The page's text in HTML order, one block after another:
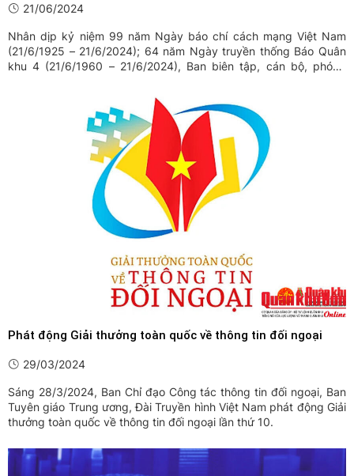
21/06/2024
Nhân dịp kỷ niệm 99 năm Ngày báo chí cách mạng Việt Nam
(21/6/1925 – 21/6/2024); 64 năm Ngày truyền thống Báo Quân
khu 4 (21/6/1960 – 21/6/2024), Ban biên tập, cán bộ, phóng
cảm, sự quan tâm đặc biệt của Thủ trưởng Bộ Tư lệnh Quân khu,
Phát động Giải thưởng toàn quốc về thông tin đối ngoại
29/03/2024
Sáng 28/3/2024, Ban Chỉ đạo Công tác thông tin đối ngoại, Ban
Tuyên giáo Trung ương, Đài Truyền hình Việt Nam phát động Giải
thưởng toàn quốc về thông tin đối ngoại lần thứ 10.